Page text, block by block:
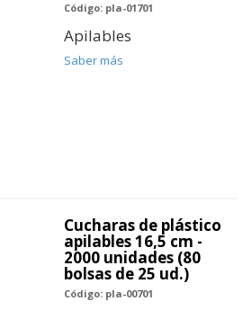
Código: pla-01701
Apilables
Saber más
Cucharas de plástico
apilables 16,5 cm -
2000 unidades (80
bolsas de 25 ud.)
Código: pla-00701